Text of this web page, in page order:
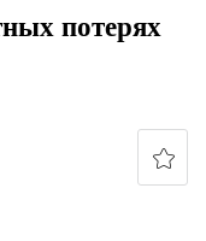
потерях